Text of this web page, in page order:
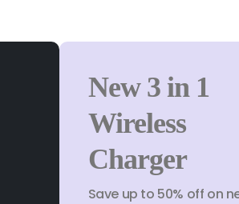
New 3 in 1
Wireless
Charger
Save up to 50% off on